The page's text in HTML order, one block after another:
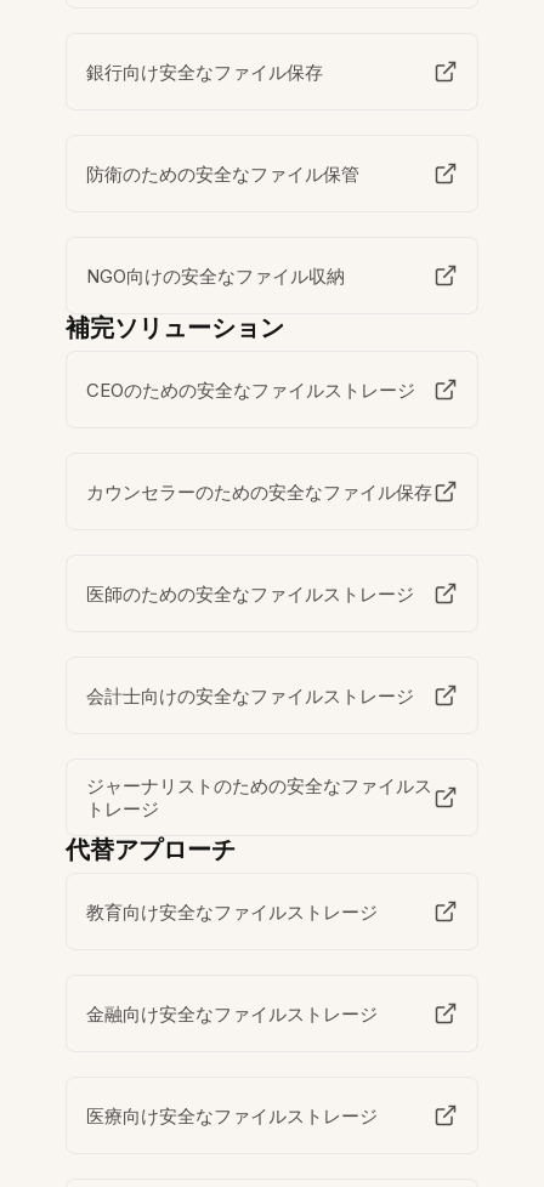
銀行向け安全なファイル保存
防衛のための安全なファイル保管
NGO向けの安全なファイル収納
補完ソリューション
CEOのための安全なファイルストレージ
カウンセラーのための安全なファイル保存
医師のための安全なファイルストレージ
会計士向けの安全なファイルストレージ
ジャーナリストのための安全なファイルス
トレージ
代替アプローチ
教育向け安全なファイルストレージ
金融向け安全なファイルストレージ
医療向け安全なファイルストレージ